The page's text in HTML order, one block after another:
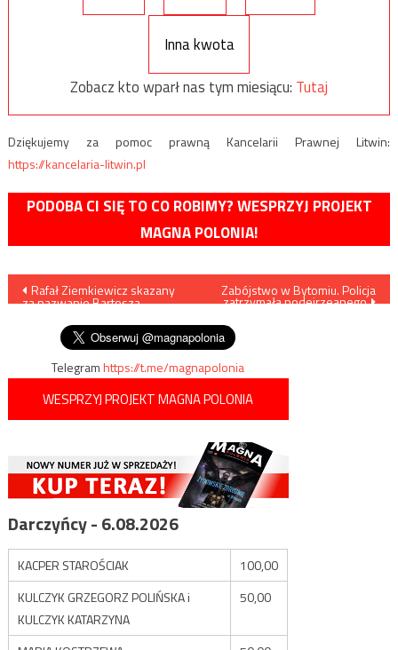
Inna kwota
Zobacz kto wparł nas tym miesiącu: Tutaj
Dziękujemy za pomoc prawną Kancelarii Prawnej Litwin:
https://kancelaria-litwin.pl
PODOBA CI SIĘ TO CO ROBIMY? WESPRZYJ PROJEKT
MAGNA POLONIA!
Nawigacja
wpisu
Rafał Ziemkiewicz skazany
za nazwanie Bartosza
Zabójstwo w Bytomiu. Policja
zatrzymała podejrzeanego
Telegramhttps://t.me/magnapolonia
WESPRZYJ PROJEKT MAGNA POLONIA
Darczyńcy - 6.08.2026
KACPER STAROŚCIAK
100,00
KULCZYK GRZEGORZ POLIŃSKA i
KULCZYK KATARZYNA
50,00